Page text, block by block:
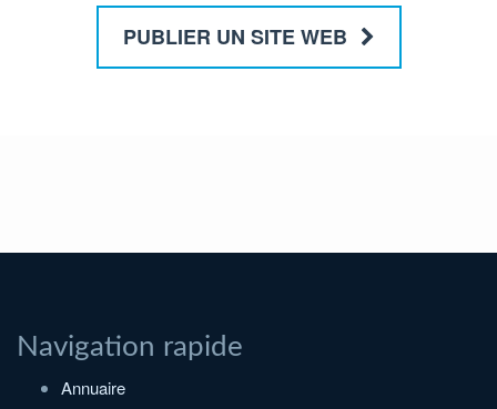
PUBLIER UN SITE WEB
Navigation rapide
Annuaire